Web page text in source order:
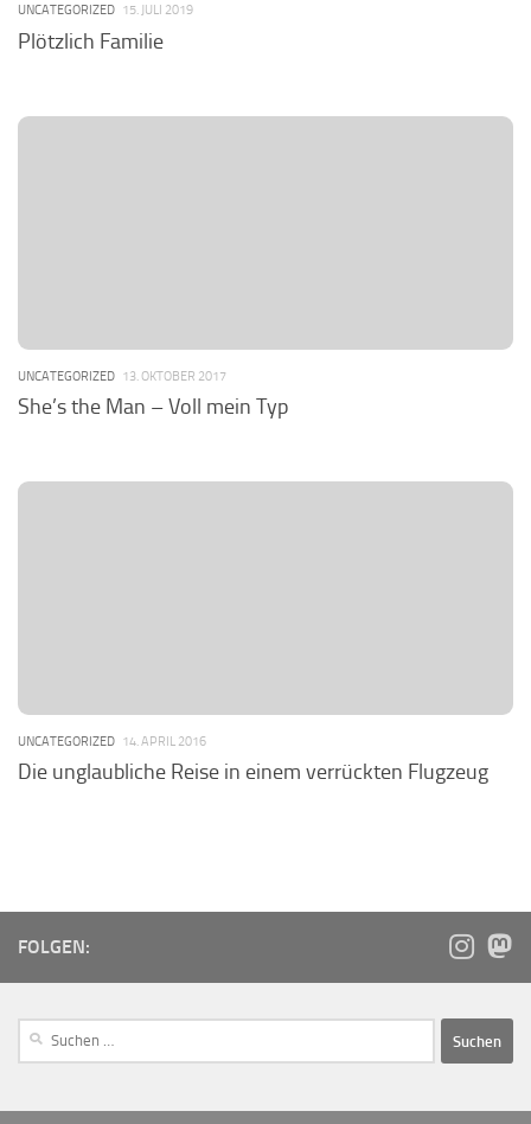
UNCATEGORIZED 15. JULI 2019
Plötzlich Familie
UNCATEGORIZED 13. OKTOBER 2017
She’s the Man – Voll mein Typ
UNCATEGORIZED 14. APRIL 2016
Die unglaubliche Reise in einem verrückten Flugzeug
FOLGEN: